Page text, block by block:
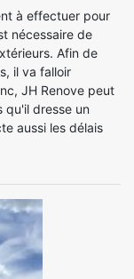
à effectuer pour
nécessaire de
Afin de
il va falloir
JH Renove peut
qu'il dresse un
aussi les délais